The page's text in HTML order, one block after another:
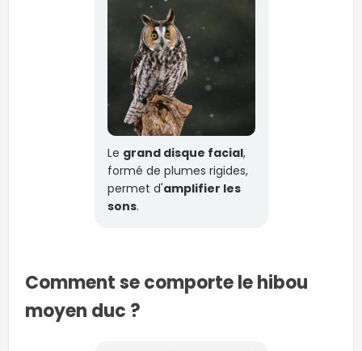
Le grand disque facial,
formé de plumes rigides,
permet d'amplifier les
sons.
Comment se comporte le hibou
moyen duc ?